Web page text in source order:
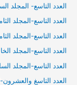
العدد التاسع- المجلد
العدد التاسع-المجلد
العدد التاسع-المجلد
العدد التاسع-المجلد
العدد التاسع-المجلد
العدد التاسغ والعشرون-